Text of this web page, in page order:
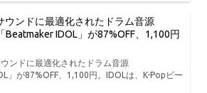
ウンドに最適化されたドラム音源
Beatmaker IDOL」が87%OFF、1,100円
ンドに最適化されたドラム音源
」が87%OFF、1,100円。IDOLは、K-Popビー